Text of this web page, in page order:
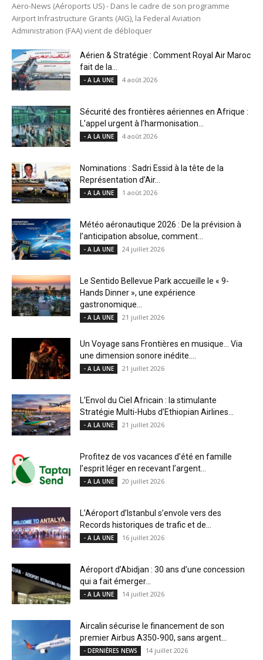
Aero-News (Aéroports US) - Dans le cadre de son programme
Airport Infrastructure Grants (AIG), la Federal Aviation
Administration (FAA) vient de débloquer
Aérien & Stratégie : Comment Royal Air Maroc
fait de la...
- A LA UNE 4 août 2026
Sécurité des frontières aériennes en Afrique :
L’appel urgent à l’harmonisation...
- A LA UNE 4 août 2026
Nominations : Sadri Essid à la tête de la
Représentation d’Air...
- A LA UNE 1 août 2026
Météo aéronautique 2026 : De la prévision à
l’anticipation absolue, comment...
- A LA UNE 24 juillet 2026
Le Sentido Bellevue Park accueille le « 9-
Hands Dinner », une expérience
gastronomique...
- A LA UNE 21 juillet 2026
Un Voyage sans Frontières en musique… Via
une dimension sonore inédite....
- A LA UNE 21 juillet 2026
L’Envol du Ciel Africain : la stimulante
Stratégie Multi-Hubs d’Ethiopian Airlines...
- A LA UNE 21 juillet 2026
Profitez de vos vacances d’été en famille
l’esprit léger en recevant l’argent...
- A LA UNE 20 juillet 2026
L’Aéroport d’Istanbul s’envole vers des
Records historiques de trafic et de...
- A LA UNE 16 juillet 2026
Aéroport d’Abidjan : 30 ans d’une concession
qui a fait émerger...
- A LA UNE 14 juillet 2026
Aircalin sécurise le financement de son
premier Airbus A350‑900, sans argent...
- DERNIÈRES NEWS 14 juillet 2026